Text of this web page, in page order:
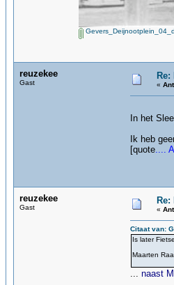
reuzekee
Gast «
In het
Ik heb
[quote....
reuzekee
Gast «
Citaat van:
Is later
Maarten
... naast